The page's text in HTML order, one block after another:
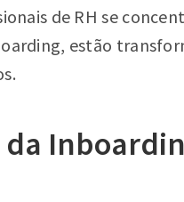
de RH se
estão